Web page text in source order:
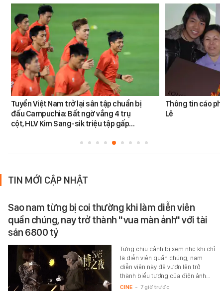
Tuyển Việt Nam trở lại sân tập chuẩn bị
đấu Campuchia: Bất ngờ vắng 4 trụ
cột, HLV Kim Sang-sik triệu tập gấp…
Thông tin cáo
Lê
TIN MỚI CẬP NHẬT
Sao nam từng bị coi thường khi làm diễn viên
quần chúng, nay trở thành "vua màn ảnh" với tài
sản 6800 tỷ
Từng chịu cảnh bị xem nhẹ khi chỉ
là diễn viên quần chúng, nam
diễn viên này đã vươn lên trở
thành biểu tượng của điện ảnh…
CINE - 7 giờ trước